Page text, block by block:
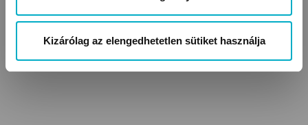
Kizárólag az elengedhetetlen sütiket használja